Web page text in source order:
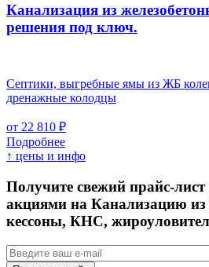
Канализация из
решения под ключ.
Септики, выгребные ямы из ЖБ
дренажные колодцы
от 22 810 ₽
Подробнее
↑ цены и инфо
Получите свежий прайс-
акциями на Канализацию
кессоны, КНС,